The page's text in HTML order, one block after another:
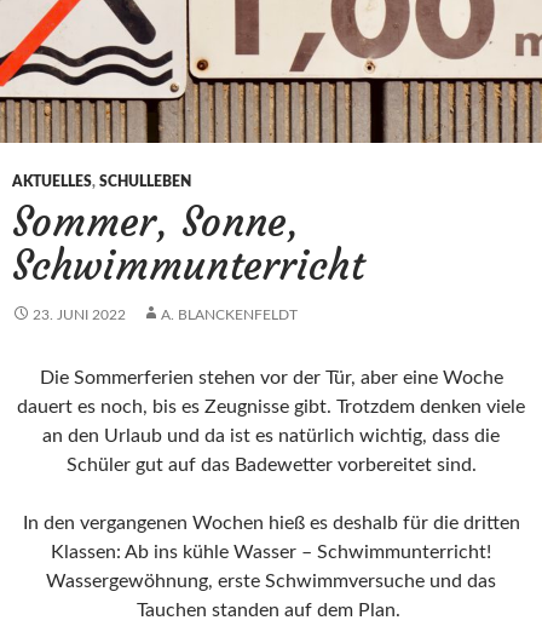
AKTUELLES, SCHULLEBEN
Sommer, Sonne,
Schwimmunterricht
23. JUNI 2022 A. BLANCKENFELDT
Die Sommerferien stehen vor der Tür, aber eine Woche
dauert es noch, bis es Zeugnisse gibt. Trotzdem denken viele
an den Urlaub und da ist es natürlich wichtig, dass die
Schüler gut auf das Badewetter vorbereitet sind.
In den vergangenen Wochen hieß es deshalb für die dritten
Klassen: Ab ins kühle Wasser – Schwimmunterricht!
Wassergewöhnung, erste Schwimmversuche und das
Tauchen standen auf dem Plan.